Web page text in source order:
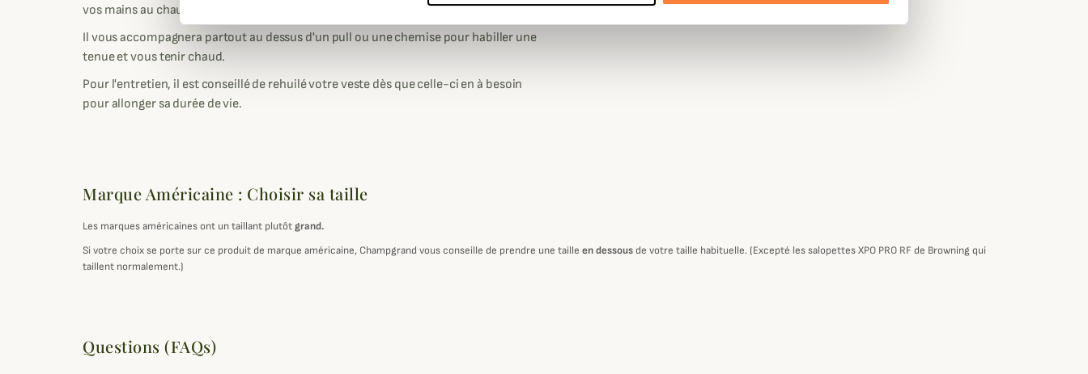
vos mains au chaud et deux poches au niveau de la poitrine.
Il vous accompagnera partout au dessus d'un pull ou une chemise pour habiller une
tenue et vous tenir chaud.
Pour l'entretien, il est conseillé de rehuilé votre veste dès que celle-ci en à besoin
pour allonger sa durée de vie.
Marque Américaine : Choisir sa taille
Les marques américaines ont un taillant plutôt grand.
Si votre choix se porte sur ce produit de marque américaine, Champgrand vous conseille de prendre une taille en dessousde votre taille habituelle. (Excepté les salopettes XPO PRO RF de Browning qui
taillent normalement.)
Questions (FAQs)